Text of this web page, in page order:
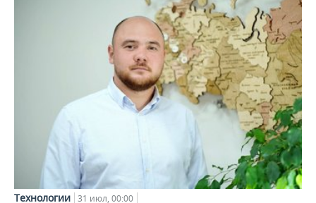
Технологии 31 июл, 00:00